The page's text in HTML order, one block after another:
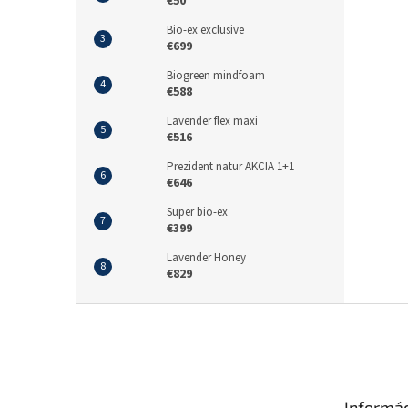
Bio-ex exclusive
€699
Biogreen mindfoam
€588
Lavender flex maxi
€516
Prezident natur AKCIA 1+1
€646
Super bio-ex
€399
Lavender Honey
€829